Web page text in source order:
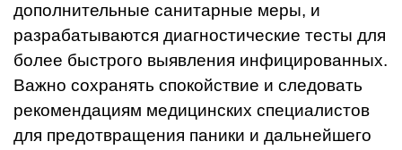
дополнительные санитарные меры, и
разрабатываются диагностические тесты для
более быстрого выявления инфицированных.
Важно сохранять спокойствие и следовать
рекомендациям медицинских специалистов
для предотвращения паники и дальнейшего